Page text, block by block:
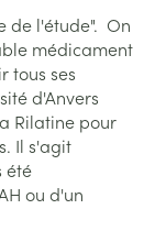
de l'étude". On
médicament
tous ses
d'Anvers
Rilatine pour
Il s'agit
été
ou d'un